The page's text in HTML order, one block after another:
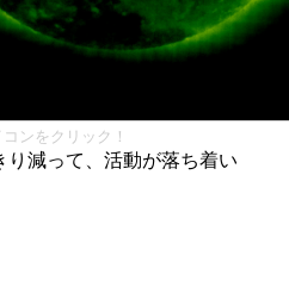
ンをクリック！
り減って、活動が落ち着い